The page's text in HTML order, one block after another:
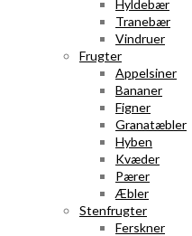
Hyldebær
Tranebær
Vindruer
Frugter
Appelsiner
Bananer
Figner
Granatæbler
Hyben
Kvæder
Pærer
Æbler
Stenfrugter
Ferskner